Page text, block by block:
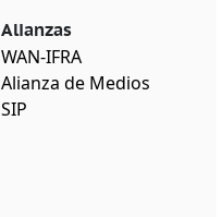
Alianzas
WAN-IFRA
Alianza de Medios
SIP